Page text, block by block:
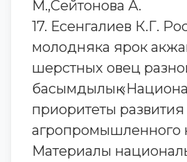
М.,Сейтонова А.
17. Есенгалиев К.Г.
молодняка ярок
шерстных овец
басымдылық
приоритеты развития
агропромышленного
Материалы